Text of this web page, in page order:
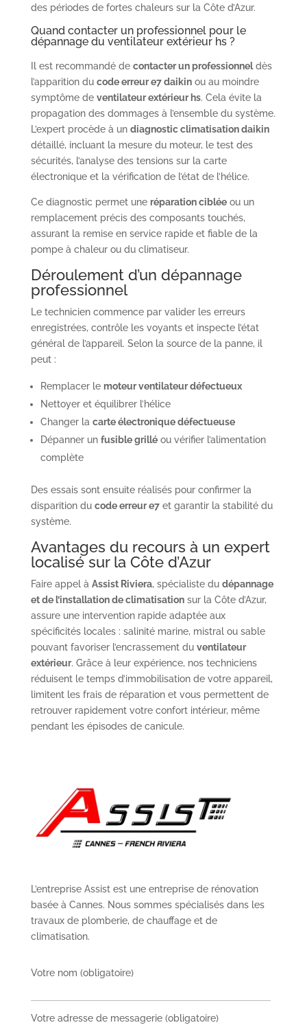
des périodes de fortes chaleurs sur la Côte d’Azur.
Quand contacter un professionnel pour le
dépannage du ventilateur extérieur hs ?
Il est recommandé de contacter un professionneldès
l’apparition du code erreur e7 daikinou au moindre
symptôme de ventilateur extérieur hs. Cela évite la
propagation des dommages à l’ensemble du système.
L’expert procède à un diagnostic climatisation daikin
détaillé, incluant la mesure du moteur, le test des
sécurités, l’analyse des tensions sur la carte
électronique et la vérification de l’état de l’hélice.
Ce diagnostic permet une réparation cibléeou un
remplacement précis des composants touchés,
assurant la remise en service rapide et fiable de la
pompe à chaleur ou du climatiseur.
Déroulement d’un dépannage
professionnel
Le technicien commence par valider les erreurs
enregistrées, contrôle les voyants et inspecte l’état
général de l’appareil. Selon la source de la panne, il
peut :
Remplacer le moteur ventilateur défectueux
Nettoyer et équilibrer l’hélice
Changer la carte électronique défectueuse
Dépanner un fusible grilléou vérifier l’alimentation
complète
Des essais sont ensuite réalisés pour confirmer la
disparition du code erreur e7et garantir la stabilité du
système.
Avantages du recours à un expert
localisé sur la Côte d’Azur
Faire appel à Assist Riviera, spécialiste du dépannage
et de l’installation de climatisationsur la Côte d’Azur,
assure une intervention rapide adaptée aux
spécificités locales : salinité marine, mistral ou sable
pouvant favoriser l’encrassement du ventilateur
extérieur. Grâce à leur expérience, nos techniciens
réduisent le temps d’immobilisation de votre appareil,
limitent les frais de réparation et vous permettent de
retrouver rapidement votre confort intérieur, même
pendant les épisodes de canicule.
L’entreprise Assist est une entreprise de rénovation
basée à Cannes. Nous sommes spécialisés dans les
travaux de plomberie, de chauffage et de
climatisation.
Votre nom (obligatoire)
Votre adresse de messagerie (obligatoire)